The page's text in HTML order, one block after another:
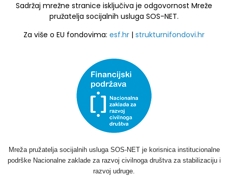
Sadržaj mrežne stranice isključiva je odgovornost Mreže
pružatelja socijalnih usluga SOS-NET.
Za više o EU fondovima: esf.hr | strukturnifondovi.hr
Mreža pružatelja socijalnih usluga SOS-NET je korisnica institucionalne
podrške Nacionalne zaklade za razvoj civilnoga društva za stabilizaciju i
razvoj udruge.